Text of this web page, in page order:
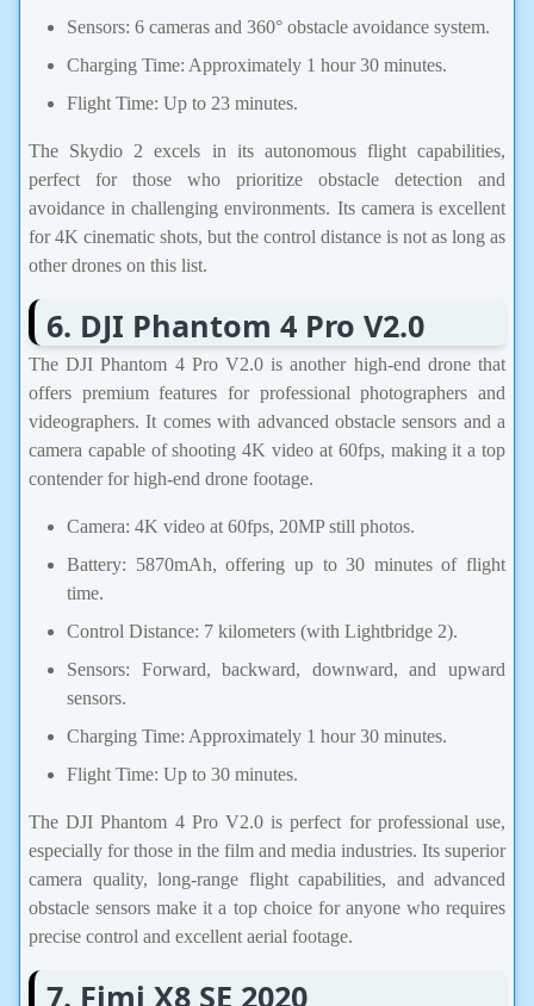
Sensors: 6 cameras and 360° obstacle avoidance system.
Charging Time: Approximately 1 hour 30 minutes.
Flight Time: Up to 23 minutes.
The Skydio 2 excels in its autonomous flight capabilities,
perfect for those who prioritize obstacle detection and
avoidance in challenging environments. Its camera is excellent
for 4K cinematic shots, but the control distance is not as long as
other drones on this list.
6. DJI Phantom 4 Pro V2.0
The DJI Phantom 4 Pro V2.0 is another high-end drone that
offers premium features for professional photographers and
videographers. It comes with advanced obstacle sensors and a
camera capable of shooting 4K video at 60fps, making it a top
contender for high-end drone footage.
Camera: 4K video at 60fps, 20MP still photos.
Battery: 5870mAh, offering up to 30 minutes of flight
time.
Control Distance: 7 kilometers (with Lightbridge 2).
Sensors: Forward, backward, downward, and upward
sensors.
Charging Time: Approximately 1 hour 30 minutes.
Flight Time: Up to 30 minutes.
The DJI Phantom 4 Pro V2.0 is perfect for professional use,
especially for those in the film and media industries. Its superior
camera quality, long-range flight capabilities, and advanced
obstacle sensors make it a top choice for anyone who requires
precise control and excellent aerial footage.
7. Fimi X8 SE 2020